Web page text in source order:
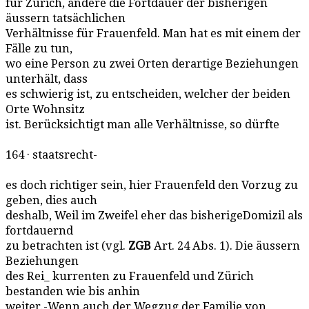
für Zürich, andere die Fortdauer der bisherigen
äussern tatsächlichen
Verhältnisse für Frauenfeld. Man hat es mit einem der
Fälle zu tun,
wo eine Person zu zwei Orten derartige Beziehungen
unterhält, dass
es schwierig ist, zu entscheiden, welcher der beiden
Orte Wohnsitz
ist. Berücksichtigt man alle Verhältnisse, so dürfte
164 · staatsrecht-
es doch richtiger sein, hier Frauenfeld den Vorzug zu
geben, dies auch
deshalb, Weil im Zweifel eher das bisherigeDomizil als
fortdauernd
zu betrachten ist (vgl. ZGB Art. 24 Abs. 1). Die äussern
Beziehungen
des Rei_ kurrenten zu Frauenfeld und Zürich
bestanden wie bis anhin